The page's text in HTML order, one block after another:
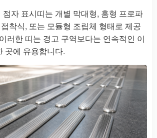
자 표시띠는 개별 막대형, 홈형 프로파
착식, 또는 모듈형 조립체 형태로 제공
러한 띠는 경고 구역보다는 연속적인 이
곳에 유용합니다.